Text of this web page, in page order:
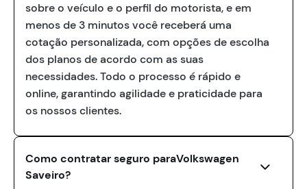
sobre o veículo e o perfil do motorista, e em
menos de 3 minutos você receberá uma
cotação personalizada, com opções de escolha
dos planos de acordo com as suas
necessidades. Todo o processo é rápido e
online, garantindo agilidade e praticidade para
os nossos clientes.
Como contratar seguro paraVolkswagen
Saveiro?